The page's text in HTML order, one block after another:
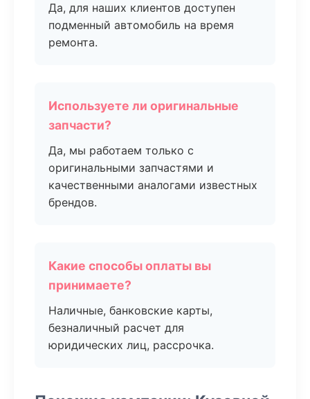
Да, для наших клиентов доступен
подменный автомобиль на время
ремонта.
Используете ли оригинальные
запчасти?
Да, мы работаем только с
оригинальными запчастями и
качественными аналогами известных
брендов.
Какие способы оплаты вы
принимаете?
Наличные, банковские карты,
безналичный расчет для
юридических лиц, рассрочка.